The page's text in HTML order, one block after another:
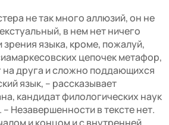
не так много аллюзий, он не
в нем нет ничего
зрения языка, кроме, пожалуй,
цепочек метафор,
на друга и сложно поддающихся
язык, – рассказывает
кандидат филологических наук
Незавершенности в тексте нет.